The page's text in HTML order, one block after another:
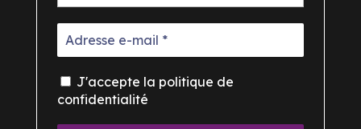
J'accepte la politique de
confidentialité